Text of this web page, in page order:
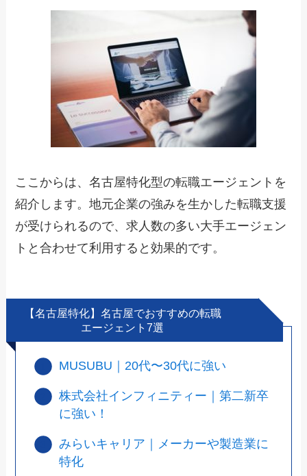
ここからは、名古屋特化型の転職エージェントを
紹介します。地元企業の強みを生かした転職支援
が受けられるので、求人数の多い大手エージェン
トと合わせて利用すると効果的です。
【名古屋特化】名古屋でおすすめの転職
エージェント7選
MUSUBU｜20代〜30代に強い
株式会社インフィニティー｜第二新卒
に強い！
みらいキャリア｜メーカーや製造業に
特化